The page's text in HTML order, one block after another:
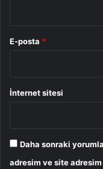
E-posta *
İnternet sitesi
Daha sonraki
adresim ve site